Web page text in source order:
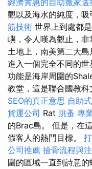
經濟實惠的自助搬家選
觀以及海水的純度，吸
筋技術 世界上到處都
嶼，令人嘆為觀止，
土地上，南美第二大
進入一個完全不同的世
功能是海岸周圍的
教堂，這是聯合國教科
SEO的真正意思 自助
貨運公司 Rat 跳蚤 專
的Brac島。 但是，在
假客人的熱門目標。
公司推薦 撿骨流程與
圍的區域一直到詩意